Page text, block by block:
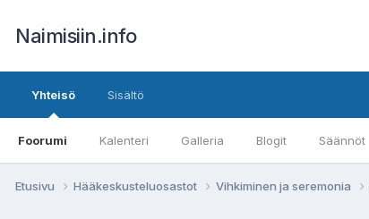
Naimisiin.info
Yhteisö
Foorumi Kalenteri Galleria Blogit Säännöt
Sisältö
Etusivu Hääkeskusteluosastot Vihkiminen ja seremonia